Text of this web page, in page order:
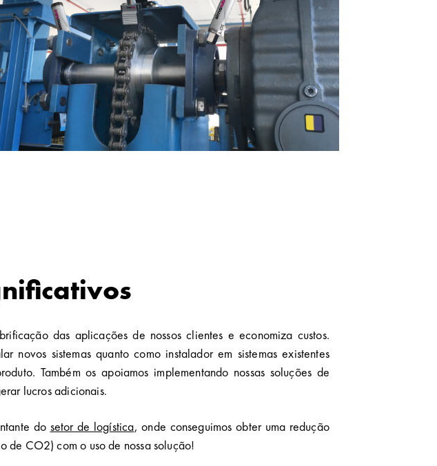
das aplicações de nossos clientes e economiza custos.
novos sistemas quanto como instalador em sistemas existentes
Também os apoiamos implementando nossas soluções de
lucros adicionais.
do setor de logística, onde conseguimos obter uma redução
de CO2) com o uso de nossa solução!